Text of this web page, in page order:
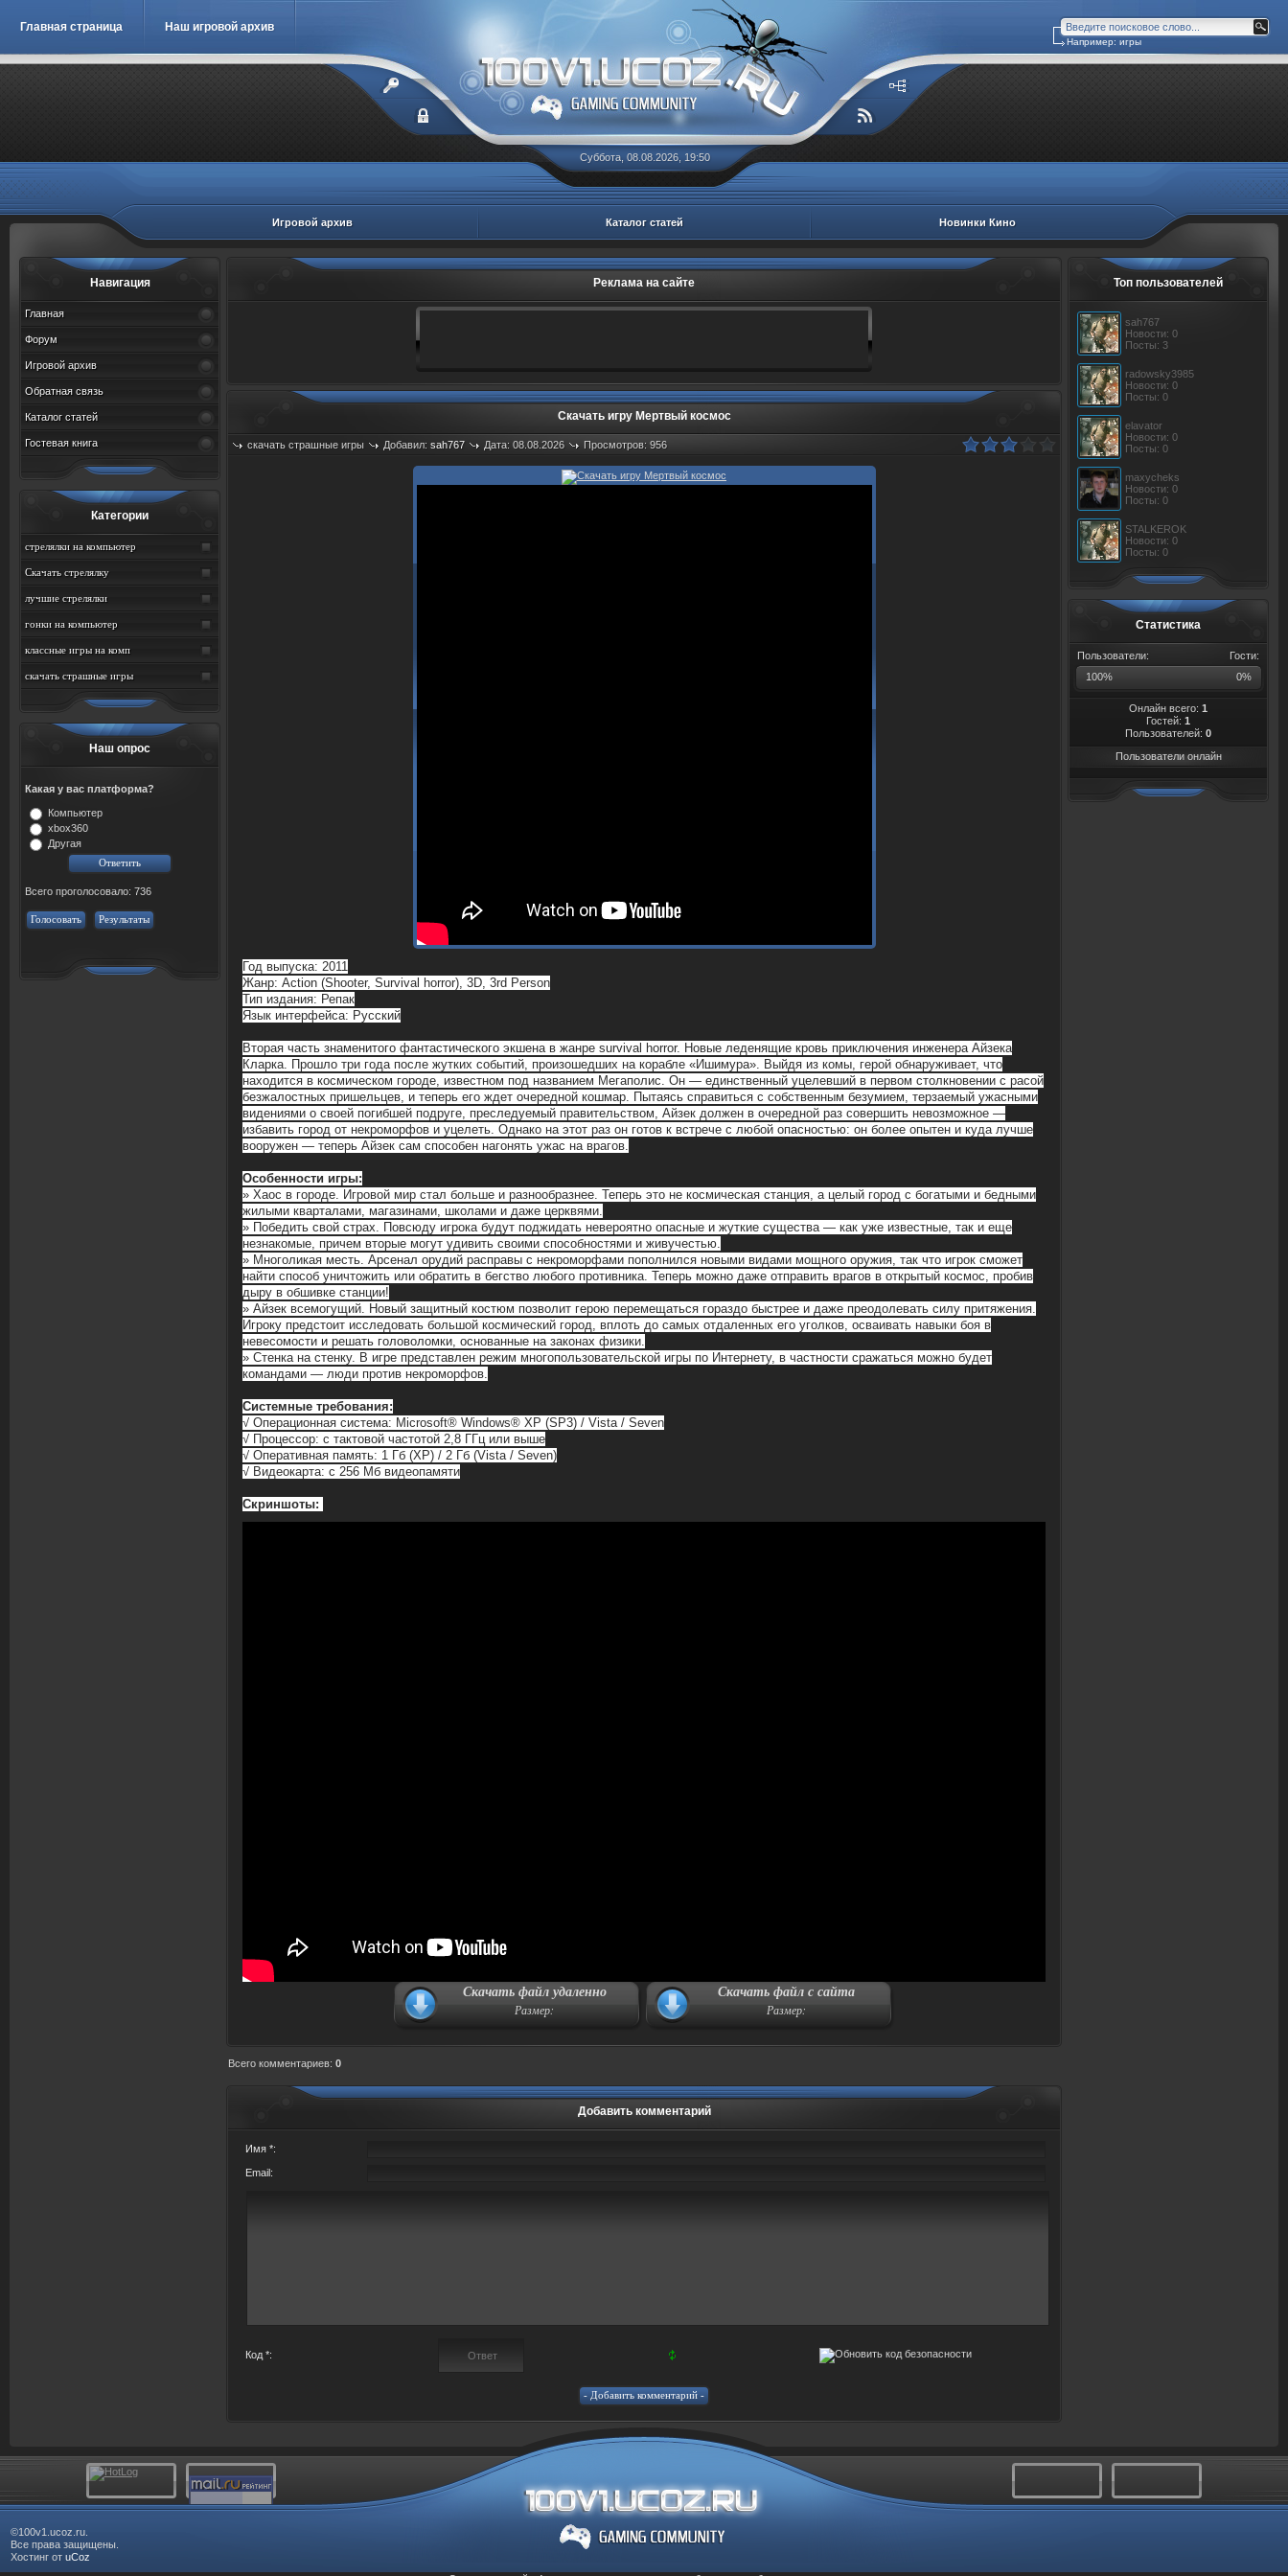
Главная страница Наш игровой архив
Например: игры
Суббота, 08.08.2026, 19:50
Игровой архив Каталог статей Новинки Кино
Навигация
Главная
Форум
Игровой архив
Обратная связь
Каталог статей
Гостевая книга
Категории
стрелялки на компьютер
Скачать стрелялку
лучшие стрелялки
гонки на компьютер
классные игры на комп
скачать страшные игры
Наш опрос
Какая у вас платформа?
Компьютер
xbox360
Другая
Всего проголосовало: 736
Голосовать Результаты
Топ пользователей
sah767
Новости: 0
Посты: 3
radowsky3985
Новости: 0
Посты: 0
elavator
Новости: 0
Посты: 0
maxycheks
Новости: 0
Посты: 0
STALKEROK
Новости: 0
Посты: 0
Статистика
Гости:
Пользователи:
100%
0%
Онлайн всего: 1
Гостей: 1
Пользователей: 0
Пользователи онлайн
Реклама на сайте
Скачать игру Мертвый космос
скачать страшные игры Добавил: sah767 Дата: 08.08.2026 Просмотров: 956
Год выпуска: 2011
Жанр: Action (Shooter, Survival horror), 3D, 3rd Person
Тип издания: Репак
Язык интерфейса: Русский
Вторая часть знаменитого фантастического экшена в жанре survival horror. Новые леденящие кровь приключения инженера Айзека
Кларка. Прошло три года после жутких событий, произошедших на корабле «Ишимура». Выйдя из комы, герой обнаруживает, что
находится в космическом городе, известном под названием Мегаполис. Он — единственный уцелевший в первом столкновении с расой
безжалостных пришельцев, и теперь его ждет очередной кошмар. Пытаясь справиться с собственным безумием, терзаемый ужасными
видениями о своей погибшей подруге, преследуемый правительством, Айзек должен в очередной раз совершить невозможное —
избавить город от некроморфов и уцелеть. Однако на этот раз он готов к встрече с любой опасностью: он более опытен и куда лучше
вооружен — теперь Айзек сам способен нагонять ужас на врагов.
Особенности игры:
» Хаос в городе. Игровой мир стал больше и разнообразнее. Теперь это не космическая станция, а целый город с богатыми и бедными
жилыми кварталами, магазинами, школами и даже церквями.
» Победить свой страх. Повсюду игрока будут поджидать невероятно опасные и жуткие существа — как уже известные, так и еще
незнакомые, причем вторые могут удивить своими способностями и живучестью.
» Многоликая месть. Арсенал орудий расправы с некроморфами пополнился новыми видами мощного оружия, так что игрок сможет
найти способ уничтожить или обратить в бегство любого противника. Теперь можно даже отправить врагов в открытый космос, пробив
дыру в обшивке станции!
» Айзек всемогущий. Новый защитный костюм позволит герою перемещаться гораздо быстрее и даже преодолевать силу притяжения.
Игроку предстоит исследовать большой космический город, вплоть до самых отдаленных его уголков, осваивать навыки боя в
невесомости и решать головоломки, основанные на законах физики.
» Стенка на стенку. В игре представлен режим многопользовательской игры по Интернету, в частности сражаться можно будет
командами — люди против некроморфов.
Системные требования:
√ Операционная система: Microsoft® Windows® XP (SP3) / Vista / Seven
√ Процессор: c тактовой частотой 2,8 ГГц или выше
√ Оперативная память: 1 Гб (XP) / 2 Гб (Vista / Seven)
√ Видеокарта: с 256 Мб видеопамяти
Скриншоты:
Скачать файл удаленно
Размер:
Скачать файл с сайта
Размер:
Всего комментариев: 0
Добавить комментарий
Имя *:
Email:
Код *:
©100v1.ucoz.ru.
Все права защищены.
Хостинг от uCoz